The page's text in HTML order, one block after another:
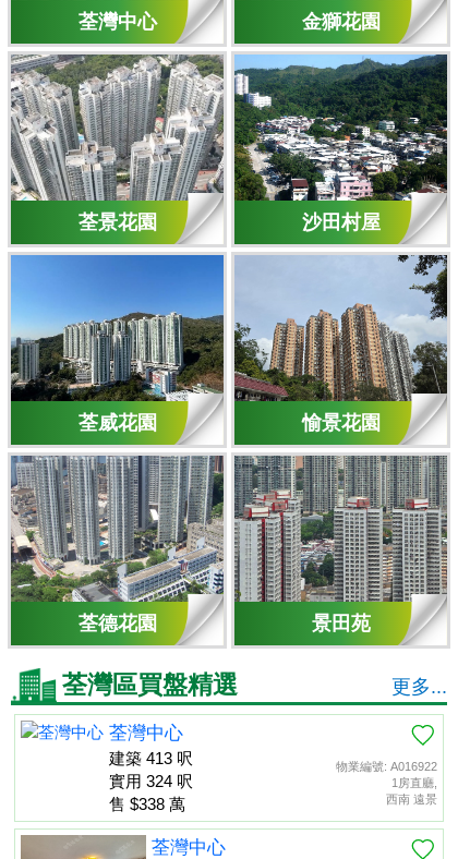
荃灣中心
荃景花園
荃威花園
荃德花園
金獅花園
沙田村屋
愉景花園
景田苑
荃灣區買盤精選 更多...
物業編號: A016922
1房直廳,
西南 遠景
荃灣中心
建築 413 呎
實用 324 呎
售 $338 萬
荃灣中心